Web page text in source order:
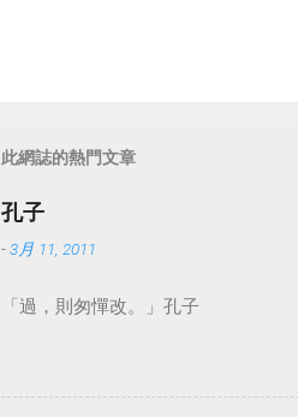
此網誌的熱門文章
孔子
-3月 11, 2011
「過，則匆憚改。」孔子